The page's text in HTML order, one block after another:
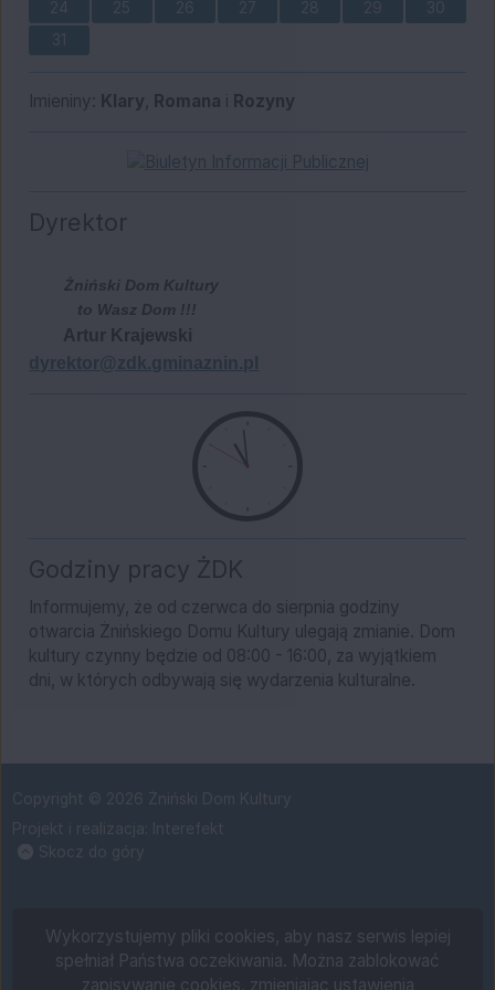
Wykorzystujemy pliki cookies, aby nasz serwis lepiej
spełniał Państwa oczekiwania. Można zablokować
zapisywanie cookies, zmieniając ustawienia
24
25 26 27 28 29
30
31
Imieniny
Imieniny: Klary, Romana i Rozyny
Dyrektor
Żniński Dom Kultury
to Wasz Dom !!!
Artur Krajewski
dyrektor@zdk.gminaznin.pl
Godziny pracy ŻDK
Informujemy, że od czerwca do sierpnia godziny
otwarcia Żnińskiego Domu Kultury ulegają zmianie. Dom
kultury czynny będzie od 08:00 - 16:00, za wyjątkiem
dni, w których odbywają się wydarzenia kulturalne.
Copyright © 2026 Żniński Dom Kultury
Projekt i realizacja:
Interefekt
Skocz do góry